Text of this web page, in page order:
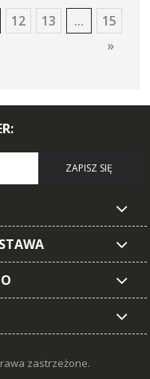
12 13 ...
15
»
ZAPISZ SIĘ
zastrzeżone.